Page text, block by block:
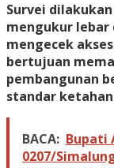
Survei
mengukur lebar
mengecek
bertujuan
pembangunan
standar
BACA: Bupati
0207/